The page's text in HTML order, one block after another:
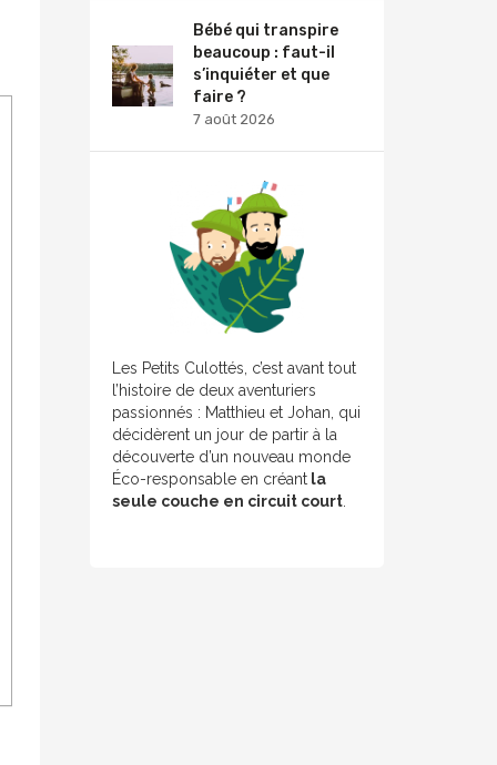
Bébé qui transpire
beaucoup : faut-il
s’inquiéter et que
faire ?
7 août 2026
Les Petits Culottés, c’est avant tout
l’histoire de deux aventuriers
passionnés : Matthieu et Johan, qui
décidèrent un jour de partir à la
découverte d’un nouveau monde
Éco-responsable en créant la
seule couche en circuit court